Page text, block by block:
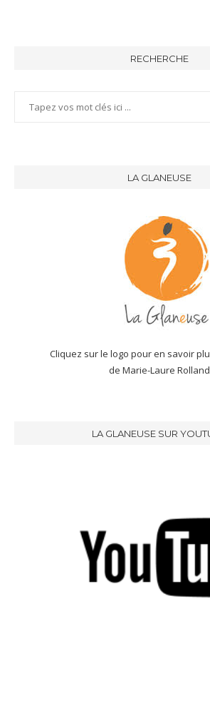
RECHERCHE
LA GLANEUSE
Cliquez sur le logo pour en savoir
de Marie-Laure Rolland
LA GLANEUSE SUR